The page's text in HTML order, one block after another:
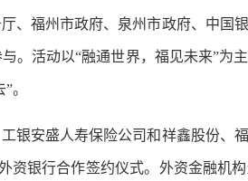
福州市政府、泉州市政府、中国
。活动以“融通世界，福见未来”为
。
安盛人寿保险公司和祥鑫股份、
银行合作签约仪式。外资金融机